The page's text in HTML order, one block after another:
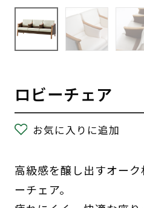
ロビーチェア
お気に入りに追加
高級感を醸し出すオー
ーチェア。